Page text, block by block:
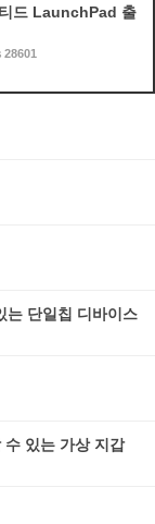
드 LaunchPad 출
28601
는 단일칩 디바이스
수 있는 가상 지갑